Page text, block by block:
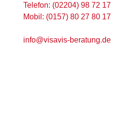
Telefon: (02204) 98 72 17
Mobil: (0157) 80 27 80 17
info@visavis-beratung.de